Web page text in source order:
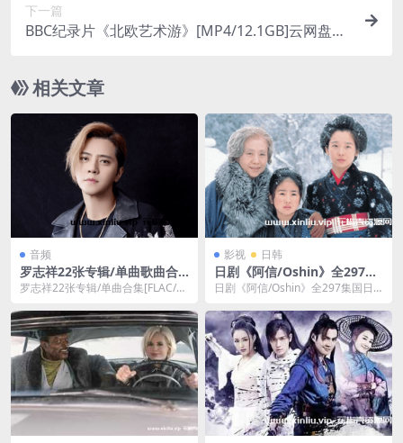
下一篇
BBC纪录片《北欧艺术游》[MP4/12.1GB]云网盘下
相关文章
音频
罗志祥22张专辑/单曲歌曲合
集[FLAC/MP3/7.69GB]百度
罗志祥22张专辑/单曲合集[FLAC/M
含...
影视 日韩
日剧《阿信/Oshin》全297集
国日双语-百度云网盘
日剧《阿信/Oshin》全297集国日
V，国日...